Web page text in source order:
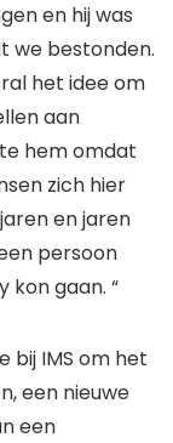
en hij was
we bestonden.
het idee om
aan
hem omdat
zich hier
en jaren
persoon
kon gaan. “
bij IMS om het
een nieuwe
een